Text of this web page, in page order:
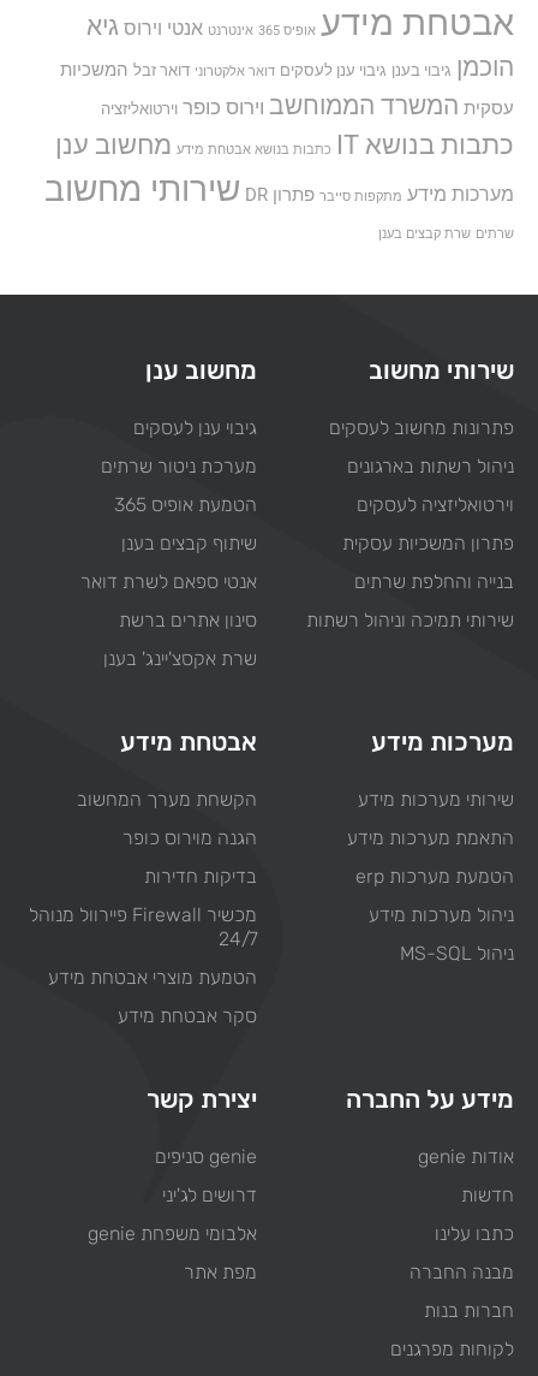
אבטחת מידע אופיס 365 אינטרנט אנטי וירוס גיא
הוכמן גיבוי בענן גיבוי ענן לעסקים דואר אלקטרוני דואר זבל המשכיות
עסקית המשרד הממוחשב וירוס כופר וירטואליזציה
כתבות בנושא IT כתבות בנושא אבטחת מידע מחשוב ענן
מערכות מידע מתקפות סייבר פתרון DR שירותי מחשוב
שרתים שרת קבצים בענן
שירותי מחשוב
פתרונות מחשוב לעסקים
ניהול רשתות בארגונים
וירטואליזציה לעסקים
פתרון המשכיות עסקית
בנייה והחלפת שרתים
שירותי תמיכה וניהול רשתות
מחשוב ענן
גיבוי ענן לעסקים
מערכת ניטור שרתים
הטמעת אופיס 365
שיתוף קבצים בענן
אנטי ספאם לשרת דואר
סינון אתרים ברשת
שרת אקסצ'יינג' בענן
מערכות מידע
שירותי מערכות מידע
התאמת מערכות מידע
הטמעת מערכות erp
ניהול מערכות מידע
ניהול MS-SQL
אבטחת מידע
הקשחת מערך המחשוב
הגנה מוירוס כופר
בדיקות חדירות
מכשיר Firewall פיירוול מנוהל
24/7
הטמעת מוצרי אבטחת מידע
סקר אבטחת מידע
מידע על החברה
אודות genie
חדשות
כתבו עלינו
מבנה החברה
חברות בנות
לקוחות מפרגנים
יצירת קשר
genie סניפים
דרושים לג'יני
אלבומי משפחת genie
מפת אתר